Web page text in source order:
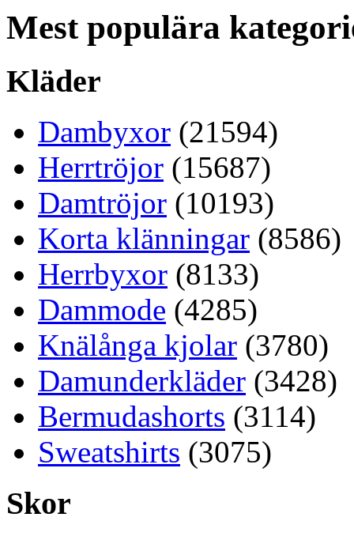
Mest populära
Kläder
Dambyxor (21594)
Herrtröjor (15687)
Damtröjor (10193)
Korta klänningar (8586)
Herrbyxor (8133)
Dammode (4285)
Knälånga kjolar (3780)
Damunderkläder (3428)
Bermudashorts (3114)
Sweatshirts (3075)
Skor